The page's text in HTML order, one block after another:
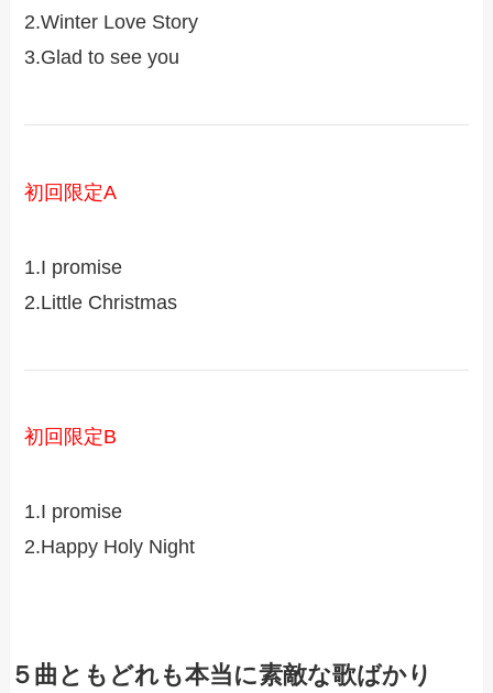
2.Winter Love Story
3.Glad to see you
初回限定A
1.I promise
2.Little Christmas
初回限定B
1.I promise
2.Happy Holy Night
５曲ともどれも本当に素敵な歌ばかり